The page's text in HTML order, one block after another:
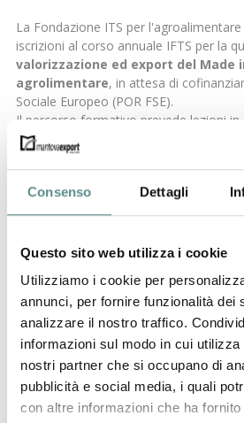
Consenso Dettagli
Questo sito web utilizza i cookie
Utilizziamo i cookie per
annunci, per fornire funzionalità dei
analizzare il nostro traffico.
informazioni sul modo in cui
nostri partner che si occupano di
pubblicità e social media, i quali
con altre informazioni che ha
La Fondazione ITS per
iscrizioni al corso annuale IFTS per la
valorizzazione ed export del Made
agrolimentare, in attesa di
Sociale Europeo (POR FSE).
Il percorso formativo prevede lezioni in
in importanti aziende del territorio che
della commercializzazione ed
agroalimentare.Mantova Export è
del corso.
Il corso è rivolto ai giovani disoccupati,
residenti o domiciliati in Lombardia e in
istruzione secondaria superiore o
tecnico conseguito nei percorsi di
La formazione verrà avviata con il
minimo di 20 iscritti.
SCHEDA INFORMATIVA